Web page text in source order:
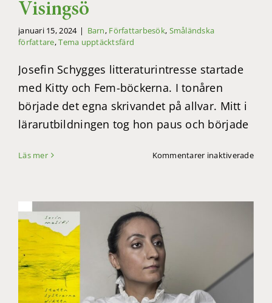
Visingsö
januari 15, 2024 | Barn, Författarbesök, Småländska
författare,Tema upptäcktsfärd
Josefin Schygges litteraturintresse startade
med Kitty och Fem-böckerna. I tonåren
började det egna skrivandet på allvar. Mitt i
lärarutbildningen tog hon paus och började
Läs mer Kommentarer inaktiveradeför